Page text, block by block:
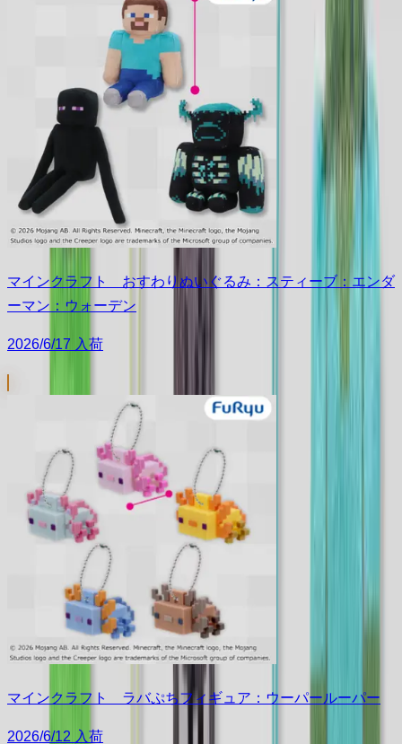
マインクラフト おすわりぬいぐるみ：スティーブ：エンダ
ーマン：ウォーデン
2026/6/17 入荷
マインクラフト ラバぷちフィギュア：ウーパールーパー
2026/6/12 入荷